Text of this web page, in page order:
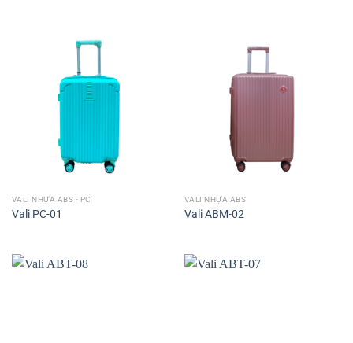
VALI NHỰA ABS - PC
Vali PC-01
VALI NHỰA ABS
Vali ABM-02